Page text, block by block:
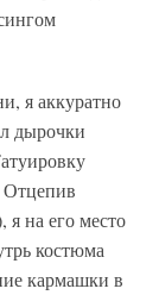
я аккуратно
дырочки
Отцепив
на его место
костюма
кармашки в